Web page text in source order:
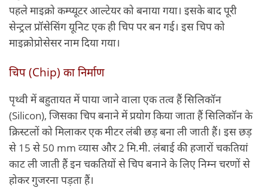
पहले माइक्रो कम्‍प्‍यूटर आल्‍टेयर को बनाया गया। इसके बाद पूरी
सेन्‍ट्रल प्रॉसेसिंग यूनिट एक ही चिप पर बन गई। इस चिप को
माइक्रोप्रोसेसर नाम दिया गया।
चिप (Chip) का निर्माण
पृथ्‍वी में बहुतायत में पाया जाने वाला एक तत्‍व हैं सिलिकॉन
(Silicon), जिसका चिप बनाने में प्रयोग किया जाता हैं सिलिकॉन के
क्रिस्‍टलों को मिलाकर एक मीटर लंबी छड़ बना ली जाती हैं। इस छड़
से 15 से 50 mm व्‍यास और 2 मि.मी. लंबाई की हजारों चकतियां
काट ली जाती हैं इन चकतियों से चिप बनाने के लिए निम्‍न चरणों से
होकर गुजरना पड़ता हैं।